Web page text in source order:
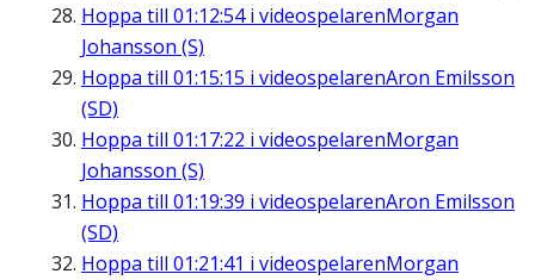
Hoppa till 01:12:54i videospelarenMorgan
Johansson (S)
Hoppa till 01:15:15 i videospelarenAron Emilsson
(SD)
Hoppa till 01:17:22 i videospelarenMorgan
Johansson (S)
Hoppa till 01:19:39 i videospelarenAron Emilsson
(SD)
Hoppa till 01:21:41 i videospelarenMorgan